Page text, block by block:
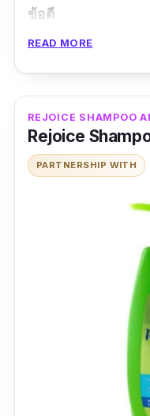
ข้อดี
กลิ่นหอม
ข้อเสีย
READ MORE
REJOICE SHAMPOO
Rejoice
PARTNERSHIP WITH